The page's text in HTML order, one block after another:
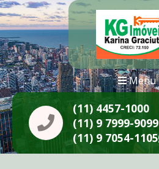
Menu
(11) 4457-1000
(11) 9 7999-9099
(11) 9 7054-1105